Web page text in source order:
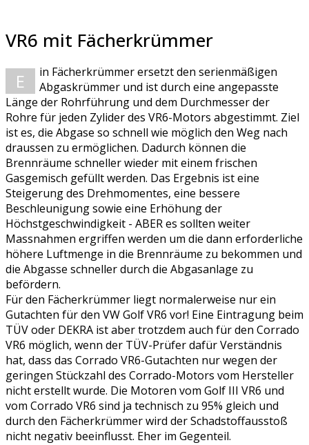
VR6 mit Fächerkrümmer
E
in Fächerkrümmer ersetzt den serienmäßigen
Abgaskrümmer und ist durch eine angepasste
Länge der Rohrführung und dem Durchmesser der
Rohre für jeden Zylider des VR6-Motors abgestimmt. Ziel
ist es, die Abgase so schnell wie möglich den Weg nach
draussen zu ermöglichen. Dadurch können die
Brennräume schneller wieder mit einem frischen
Gasgemisch gefüllt werden. Das Ergebnis ist eine
Steigerung des Drehmomentes, eine bessere
Beschleunigung sowie eine Erhöhung der
Höchstgeschwindigkeit - ABER es sollten weiter
Massnahmen ergriffen werden um die dann erforderliche
höhere Luftmenge in die Brennräume zu bekommen und
die Abgasse schneller durch die Abgasanlage zu
befördern.
Für den Fächerkrümmer liegt normalerweise nur ein
Gutachten für den VW Golf VR6 vor! Eine Eintragung beim
TÜV oder DEKRA ist aber trotzdem auch für den Corrado
VR6 möglich, wenn der TÜV-Prüfer dafür Verständnis
hat, dass das Corrado VR6-Gutachten nur wegen der
geringen Stückzahl des Corrado-Motors vom Hersteller
nicht erstellt wurde. Die Motoren vom Golf III VR6 und
vom Corrado VR6 sind ja technisch zu 95% gleich und
durch den Fächerkrümmer wird der Schadstoffausstoß
nicht negativ beeinflusst. Eher im Gegenteil.